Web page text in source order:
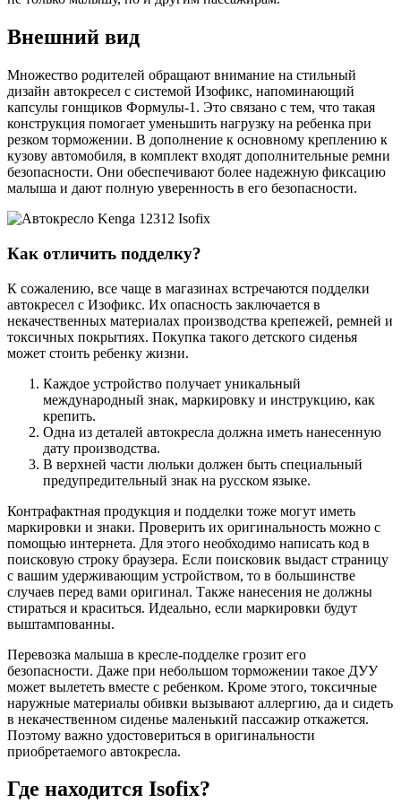
Внешний вид
Множество родителей обращают внимание на стильный
дизайн автокресел с системой Изофикс, напоминающий
капсулы гонщиков Формулы-1. Это связано с тем, что такая
конструкция помогает уменьшить нагрузку на ребенка при
резком торможении. В дополнение к основному креплению к
кузову автомобиля, в комплект входят дополнительные ремни
безопасности. Они обеспечивают более надежную фиксацию
малыша и дают полную уверенность в его безопасности.
Как отличить подделку?
К сожалению, все чаще в магазинах встречаются подделки
автокресел с Изофикс. Их опасность заключается в
некачественных материалах производства крепежей, ремней и
токсичных покрытиях. Покупка такого детского сиденья
может стоить ребенку жизни.
Каждое устройство получает уникальный
международный знак, маркировку и инструкцию, как
крепить.
Одна из деталей автокресла должна иметь нанесенную
дату производства.
В верхней части люльки должен быть специальный
предупредительный знак на русском языке.
Контрафактная продукция и подделки тоже могут иметь
маркировки и знаки. Проверить их оригинальность можно с
помощью интернета. Для этого необходимо написать код в
поисковую строку браузера. Если поисковик выдаст страницу
с вашим удерживающим устройством, то в большинстве
случаев перед вами оригинал. Также нанесения не должны
стираться и краситься. Идеально, если маркировки будут
выштампованны.
Перевозка малыша в кресле-подделке грозит его
безопасности. Даже при небольшом торможении такое ДУУ
может вылететь вместе с ребенком. Кроме этого, токсичные
наружные материалы обивки вызывают аллергию, да и сидеть
в некачественном сиденье маленький пассажир откажется.
Поэтому важно удостовериться в оригинальности
приобретаемого автокресла.
Где находится Isofix?